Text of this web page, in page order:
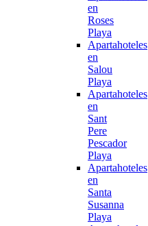
en
Roses
Playa
Apartahoteles
en
Salou
Playa
Apartahoteles
en
Sant
Pere
Pescador
Playa
Apartahoteles
en
Santa
Susanna
Playa